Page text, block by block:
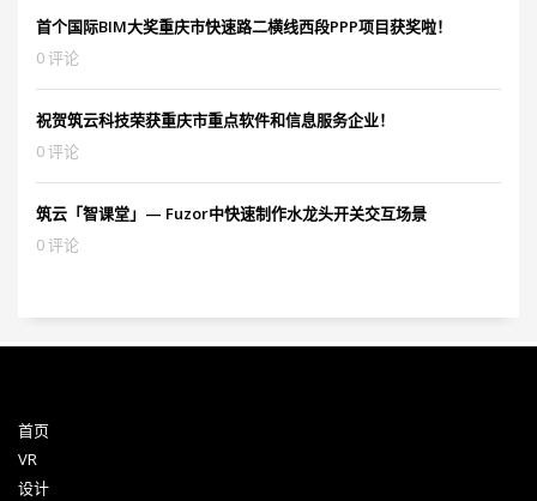
首个国际BIM大奖重庆市快速路二横线西段PPP项目获奖啦！
0 评论
祝贺筑云科技荣获重庆市重点软件和信息服务企业！
0 评论
筑云「智课堂」— Fuzor中快速制作水龙头开关交互场景
0 评论
首页
VR
设计